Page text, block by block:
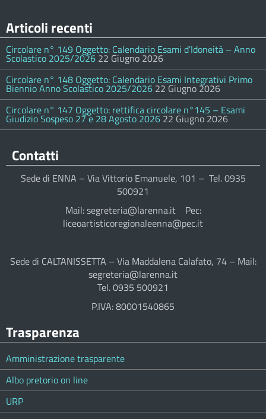
Articoli recenti
Circolare n° 149 Oggetto: Calendario Esami d’Idoneità – Anno
Scolastico 2025/2026 22 Giugno 2026
Circolare n° 148 Oggetto: Calendario Esami Integrativi Primo
Biennio Anno Scolastico 2025/2026 22 Giugno 2026
Circolare n° 147 Oggetto: rettifica circolare n°145 – Esami
Giudizio Sospeso 27 e 28 Agosto 2026 22 Giugno 2026
Contatti
Sede di ENNA – Via Vittorio Emanuele, 101 – Tel. 0935
500921
Mail: segreteria@larenna.it Pec:
liceoartisticoregionaleenna@pec.it
Sede di CALTANISSETTA – Via Maddalena Calafato, 74 – Mail:
segreteria@larenna.it
Tel. 0935 500921
P.IVA: 80001540865
Trasparenza
Amministrazione trasparente
Albo pretorio on line
URP